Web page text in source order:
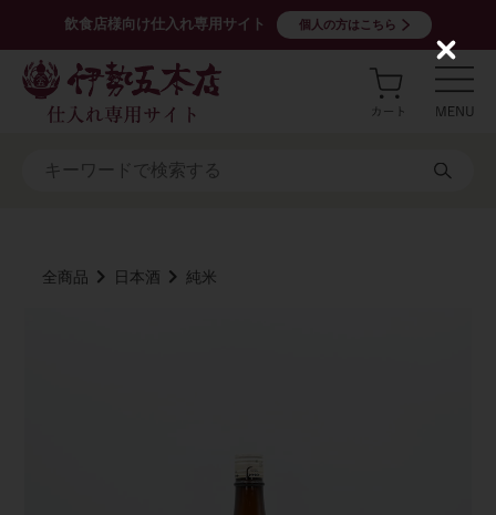
飲食店様向け仕入れ専用サイト 個人の方はこちら
全商品 日本酒 純米
C
l
s